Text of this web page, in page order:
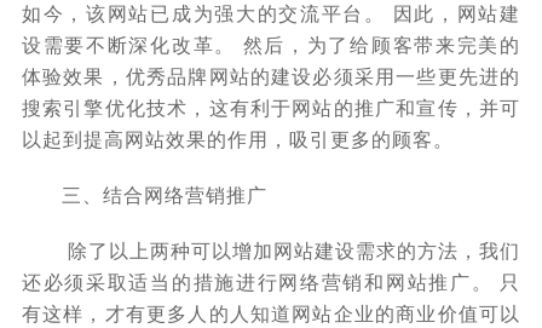
如今，该网站已成为强大的交流平台。 因此，网站建
设需要不断深化改革。 然后，为了给顾客带来完美的
体验效果，优秀品牌网站的建设必须采用一些更先进的
搜索引擎优化技术，这有利于网站的推广和宣传，并可
以起到提高网站效果的作用，吸引更多的顾客。
三、结合网络营销推广
除了以上两种可以增加网站建设需求的方法，我们
还必须采取适当的措施进行网络营销和网站推广。 只
有这样，才有更多人的人知道网站企业的商业价值可以